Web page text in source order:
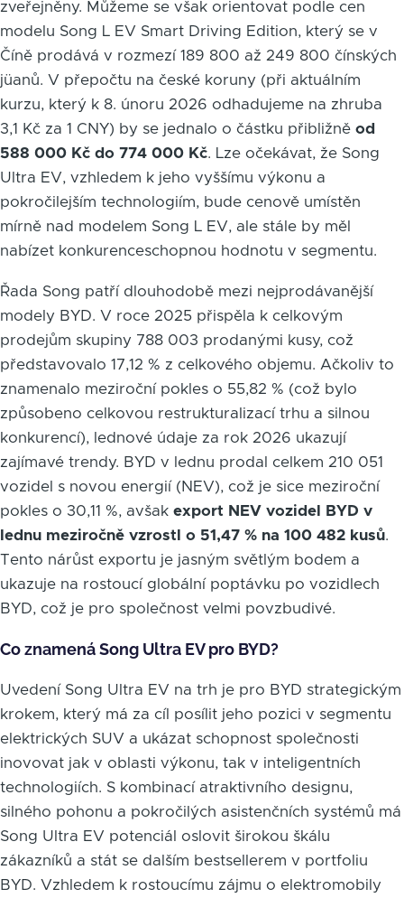
zveřejněny. Můžeme se však orientovat podle cen
modelu Song L EV Smart Driving Edition, který se v
Číně prodává v rozmezí 189 800 až 249 800 čínských
jüanů. V přepočtu na české koruny (při aktuálním
kurzu, který k 8. únoru 2026 odhadujeme na zhruba
3,1 Kč za 1 CNY) by se jednalo o částku přibližně od
588 000 Kč do 774 000 Kč. Lze očekávat, že Song
Ultra EV, vzhledem k jeho vyššímu výkonu a
pokročilejším technologiím, bude cenově umístěn
mírně nad modelem Song L EV, ale stále by měl
nabízet konkurenceschopnou hodnotu v segmentu.
Řada Song patří dlouhodobě mezi nejprodávanější
modely BYD. V roce 2025 přispěla k celkovým
prodejům skupiny 788 003 prodanými kusy, což
představovalo 17,12 % z celkového objemu. Ačkoliv to
znamenalo meziroční pokles o 55,82 % (což bylo
způsobeno celkovou restrukturalizací trhu a silnou
konkurencí), lednové údaje za rok 2026 ukazují
zajímavé trendy. BYD v lednu prodal celkem 210 051
vozidel s novou energií (NEV), což je sice meziroční
pokles o 30,11 %, avšak export NEV vozidel BYD v
lednu meziročně vzrostl o 51,47 % na 100 482 kusů.
Tento nárůst exportu je jasným světlým bodem a
ukazuje na rostoucí globální poptávku po vozidlech
BYD, což je pro společnost velmi povzbudivé.
Co znamená Song Ultra EV pro BYD?
Uvedení Song Ultra EV na trh je pro BYD strategickým
krokem, který má za cíl posílit jeho pozici v segmentu
elektrických SUV a ukázat schopnost společnosti
inovovat jak v oblasti výkonu, tak v inteligentních
technologiích. S kombinací atraktivního designu,
silného pohonu a pokročilých asistenčních systémů má
Song Ultra EV potenciál oslovit širokou škálu
zákazníků a stát se dalším bestsellerem v portfoliu
BYD. Vzhledem k rostoucímu zájmu o elektromobily